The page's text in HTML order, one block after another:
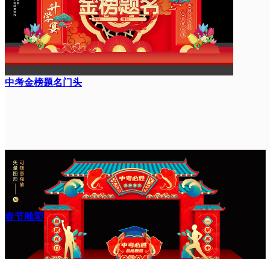
中考金榜题名门头
春节雕塑